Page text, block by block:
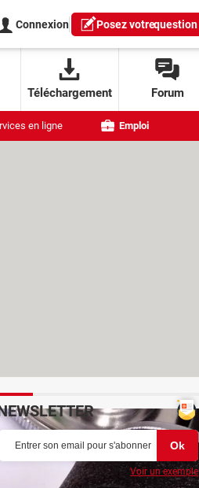
Connexion Posez votrequestion
Téléchargement Forum
en ligne Emploi
Voir un exemple